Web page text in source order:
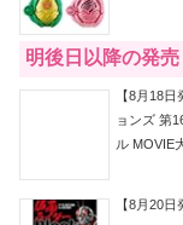
明後日以降の発売
【8月18
ョンズ 第
ル MOVIE
【8月20